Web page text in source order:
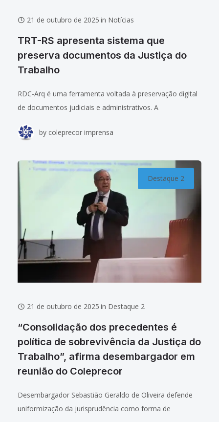
21 de outubro de 2025 in Notícias
TRT-RS apresenta sistema que
preserva documentos da Justiça do
Trabalho
RDC-Arq é uma ferramenta voltada à preservação digital
de documentos judiciais e administrativos. A
Coleprecor incluiu um painel sobre o Repositório
by coleprecor imprensa
Destaque 2
21 de outubro de 2025 in Destaque 2
“Consolidação dos precedentes é
política de sobrevivência da Justiça do
Trabalho”, afirma desembargador em
reunião do Coleprecor
Desembargador Sebastião Geraldo de Oliveira defende
uniformização da jurisprudência como forma de